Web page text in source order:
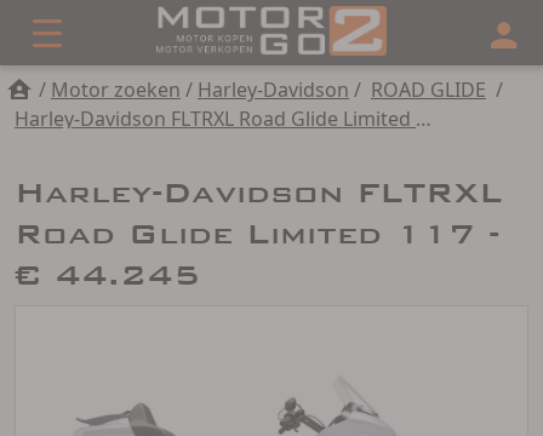
/ Motor zoeken / Harley-Davidson / ROAD GLIDE /
Harley-Davidson FLTRXL Road Glide Limited 117
Harley-Davidson FLTRXL
Road Glide Limited 117 -
€ 44.245